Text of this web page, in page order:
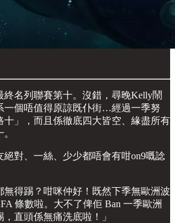
名列聯賽第十。沒錯，尋晚Kelly鬧
一個唔值得原諒既仆街…經過一季努
十」，而且係徹底四大皆空、緣盡所有
對、一絲、少少都唔會有咁on9嘅諗
無得踢？咁咪仲好！既然下季無歐洲波
條數啦。大不了俾佢 Ban 一季歐洲
直頭係無痛洗底啦！」